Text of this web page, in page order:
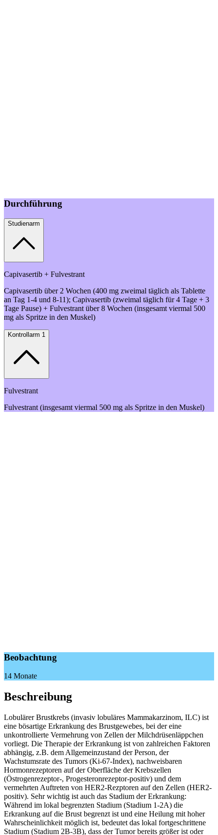
Durchführung
Studienarm
Capivasertib + Fulvestrant
Capivasertib über 2 Wochen (400 mg zweimal täglich als Tablette
an Tag 1-4 und 8-11); Capivasertib (zweimal täglich für 4 Tage + 3
Tage Pause) + Fulvestrant über 8 Wochen (insgesamt viermal 500
mg als Spritze in den Muskel)
Kontrollarm 1
Fulvestrant
Fulvestrant (insgesamt viermal 500 mg als Spritze in den Muskel)
Beobachtung
14 Monate
Beschreibung
Lobulärer Brustkrebs (invasiv lobuläres Mammakarzinom, ILC) ist
eine bösartige Erkrankung des Brustgewebes, bei der eine
unkontrollierte Vermehrung von Zellen der Milchdrüsenläppchen
vorliegt. Die Therapie der Erkrankung ist von zahlreichen Faktoren
abhängig, z.B. dem Allgemeinzustand der Person, der
Wachstumsrate des Tumors (Ki-67-Index), nachweisbaren
Hormonrezeptoren auf der Oberfläche der Krebszellen
(Östrogenrezeptor-, Progesteronrezeptor-positiv) und dem
vermehrten Auftreten von HER2-Rezptoren auf den Zellen (HER2-
positiv). Sehr wichtig ist auch das Stadium der Erkrankung:
Während im lokal begrenzten Stadium (Stadium 1-2A) die
Erkrankung auf die Brust begrenzt ist und eine Heilung mit hoher
Wahrscheinlichkeit möglich ist, bedeutet das lokal fortgeschrittene
Stadium (Stadium 2B-3B), dass der Tumor bereits größer ist oder